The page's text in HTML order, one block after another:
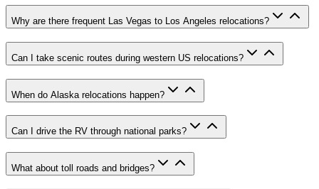
Why are there frequent Las Vegas to Los Angeles relocations?
Can I take scenic routes during western US relocations?
When do Alaska relocations happen?
Can I drive the RV through national parks?
What about toll roads and bridges?